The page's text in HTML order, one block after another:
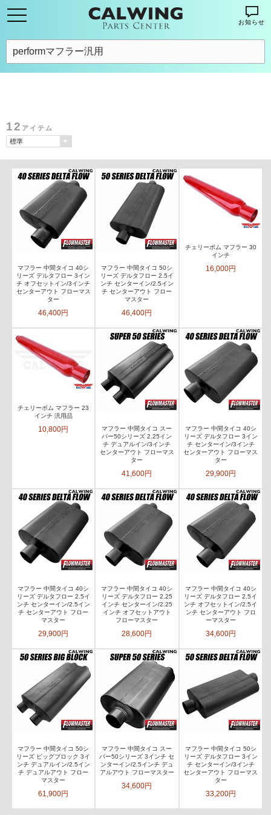
お知らせ
12 アイテム
マフラー 中間タイコ 40シ
リーズ デルタフロー 3イン
チ オフセットイン/3インチ
センターアウト フローマス
ター
46,400円
マフラー 中間タイコ 50シ
リーズ デルタフロー 2.5イ
ンチ センターイン/2.5イン
チ センターアウト フロー
マスター
46,400円
チェリーボム マフラー 30
インチ
16,000円
チェリーボム マフラー 23
インチ 汎用品
10,800円
マフラー 中間タイコ スー
パー50シリーズ 2.25イン
チ デュアルイン/3インチ
センターアウト フローマス
ター
41,600円
マフラー 中間タイコ 40シ
リーズ デルタフロー 3イン
チ センターイン/3インチ
センターアウト フローマス
ター
29,900円
マフラー 中間タイコ 40シ
リーズ デルタフロー 2.5イ
ンチ センターイン/2.5イン
チ センターアウト フロー
マスター
29,900円
マフラー 中間タイコ 40シ
リーズ デルタフロー 2.25
インチ センターイン/2.25
インチ オフセットアウト
フローマスター
28,600円
マフラー 中間タイコ 40シ
リーズ デルタフロー 2.5イ
ンチ オフセットイン/2.5イ
ンチ センターアウト フロ
ーマスター
34,600円
マフラー 中間タイコ 50シ
リーズ ビッグブロック 3イ
ンチ デュアルイン/2.5イン
チ デュアルアウト フロー
マスター
61,900円
マフラー 中間タイコ スー
パー50シリーズ 3インチ セ
ンターイン/2.5インチ デュ
アルアウト フローマスター
34,600円
マフラー 中間タイコ 50シ
リーズ デルタフロー 3イン
チ センターイン/3インチ
センターアウト フローマス
ター
33,200円